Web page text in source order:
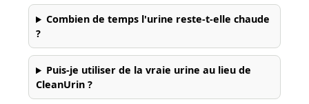
Combien de temps l'urine reste-t-elle chaude
?
Puis-je utiliser de la vraie urine au lieu de
CleanUrin ?